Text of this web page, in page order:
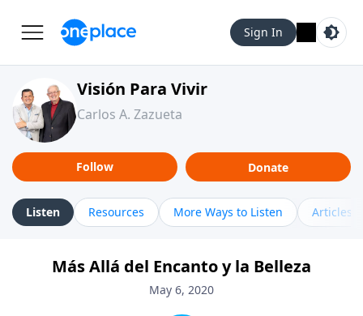
Sign In
Visión Para Vivir
Carlos A. Zazueta
Follow Donate
Listen Resources More Ways to Listen Articles
Más Allá del Encanto y la Belleza
May 6, 2020